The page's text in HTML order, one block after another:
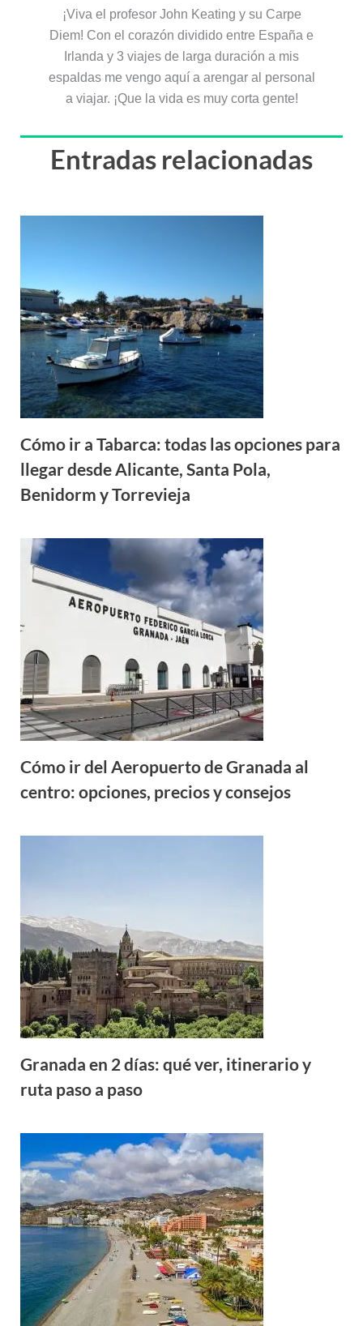
¡Viva el profesor John Keating y su Carpe
Diem! Con el corazón dividido entre España e
Irlanda y 3 viajes de larga duración a mis
espaldas me vengo aquí a arengar al personal
a viajar. ¡Que la vida es muy corta gente!
Entradas relacionadas
Cómo ir a Tabarca: todas las opciones para
llegar desde Alicante, Santa Pola,
Benidorm y Torrevieja
Cómo ir del Aeropuerto de Granada al
centro: opciones, precios y consejos
Granada en 2 días: qué ver, itinerario y
ruta paso a paso